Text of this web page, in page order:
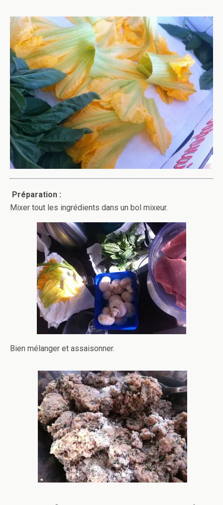
Préparation :
Mixer tout les ingrédients dans un bol mixeur.
Bien mélanger et assaisonner.